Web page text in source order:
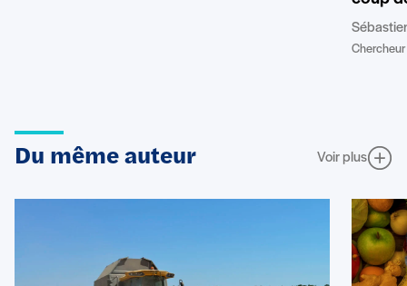
Du même auteur Voir plus